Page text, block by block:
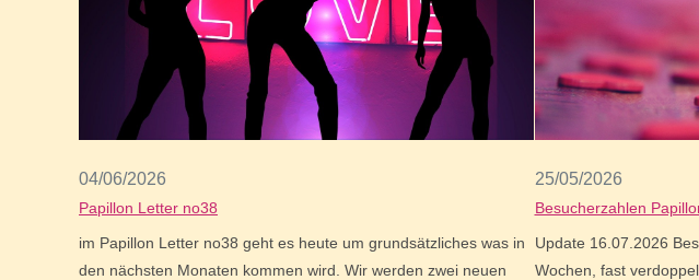
04/06/2026
Papillon Letter no38
im Papillon Letter no38 geht es heute um grundsätzliches was in
den nächsten Monaten kommen wird. Wir werden zwei neuen
25/05/2026
Besucherzahlen
Update 16.07.2026
Wochen, fast